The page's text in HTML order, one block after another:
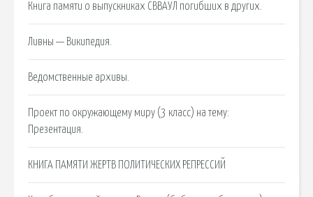
Книга памяти о выпускниках СВВАУЛ погибших в других.
Ливны — Википедия.
Ведомственные архивы.
Проект по окружающему миру (3 класс) на тему:
Презентация.
КНИГА ПАМЯТИ ЖЕРТВ ПОЛИТИЧЕСКИХ РЕПРЕССИЙ